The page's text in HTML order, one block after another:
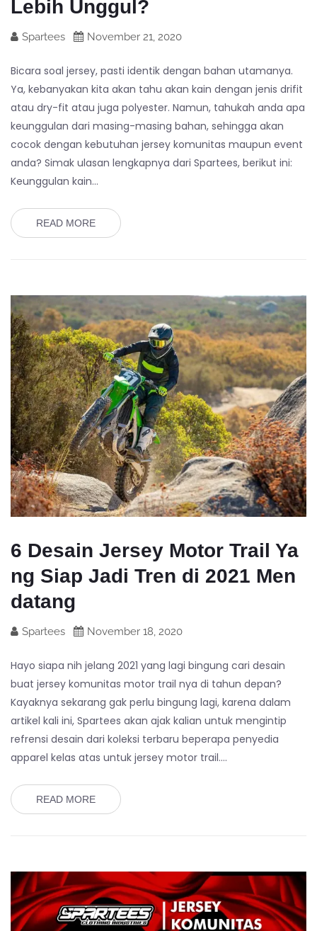
Lebih Unggul?
Spartees November 21, 2020
Bicara soal jersey, pasti identik dengan bahan utamanya.
Ya, kebanyakan kita akan tahu akan kain dengan jenis drifit
atau dry-fit atau juga polyester. Namun, tahukah anda apa
keunggulan dari masing-masing bahan, sehingga akan
cocok dengan kebutuhan jersey komunitas maupun event
anda? Simak ulasan lengkapnya dari Spartees, berikut ini:
Keunggulan kain…
READ MORE
6 Desain Jersey Motor Trail Ya
ng Siap Jadi Tren di 2021 Men
datang
Spartees November 18, 2020
Hayo siapa nih jelang 2021 yang lagi bingung cari desain
buat jersey komunitas motor trail nya di tahun depan?
Kayaknya sekarang gak perlu bingung lagi, karena dalam
artikel kali ini, Spartees akan ajak kalian untuk mengintip
refrensi desain dari koleksi terbaru beperapa penyedia
apparel kelas atas untuk jersey motor trail.…
READ MORE